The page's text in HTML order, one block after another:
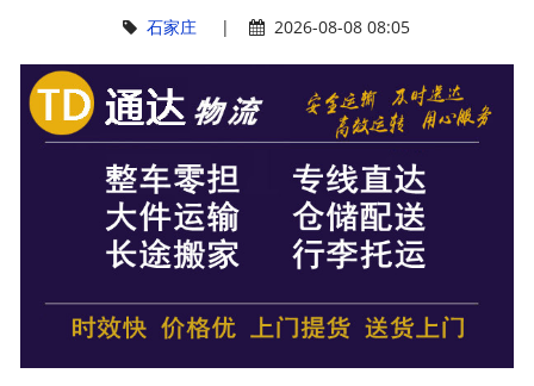
石家庄 | 2026-08-08 08:05